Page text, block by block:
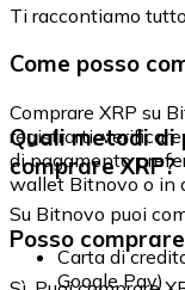
Ti raccontiamo
Come posso
Comprare XRP su
registrarti,
di pagamento
wallet Bitnovo o in
Quali metodi di
comprare XRP?
Su Bitnovo puoi
Carta di
Google Pay)
Posso